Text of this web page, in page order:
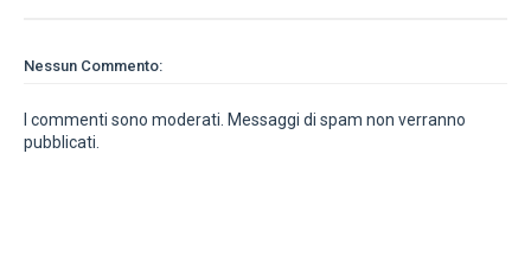
Nessun Commento:
I commenti sono moderati. Messaggi di spam non verranno
pubblicati.